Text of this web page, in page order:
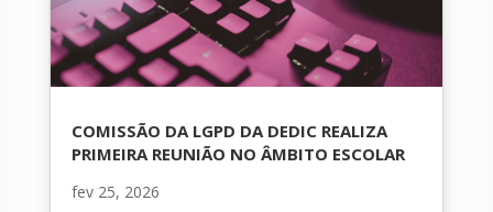
COMISSÃO DA LGPD DA DEDIC REALIZA
PRIMEIRA REUNIÃO NO ÂMBITO ESCOLAR
fev 25, 2026